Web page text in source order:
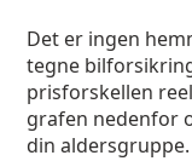
Det er ingen
tegne
prisforskellen
grafen nedenfor
din aldersgruppe.